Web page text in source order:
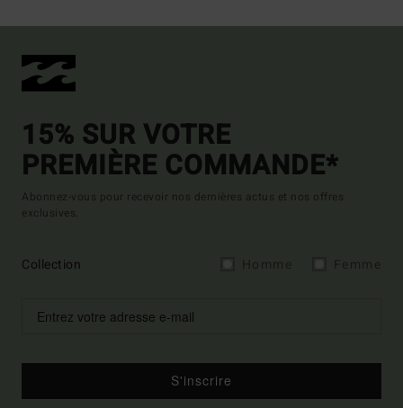
15% SUR VOTRE
PREMIÈRE COMMANDE*
Abonnez-vous pour recevoir nos dernières actus et nos offres
exclusives.
Collection
S'inscrire